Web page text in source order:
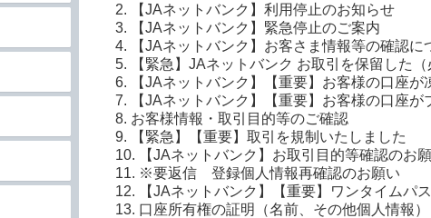
2. 【JAネットバンク】利用停止のお知らせ
3. 【JAネットバンク】緊急停止のご案内
4. 【JAネットバンク】お客さま情報等の確認に
5. 【緊急】JAネットバンク お取引を保留した（
6. 【JAネットバンク】【重要】お客様の口座が
7. 【JAネットバンク】【重要】お客様の口座が
8. お客様情報・取引目的等のご確認
9. 【緊急】【重要】取引を規制いたしました
10. 【JAネットバンク】お取引目的等確認のお
11. ※要返信 登録個人情報再確認のお願い
12. 【JAネットバンク】【重要】ワンタイムパ
13. 口座所有権の証明（名前、その他個人情報）